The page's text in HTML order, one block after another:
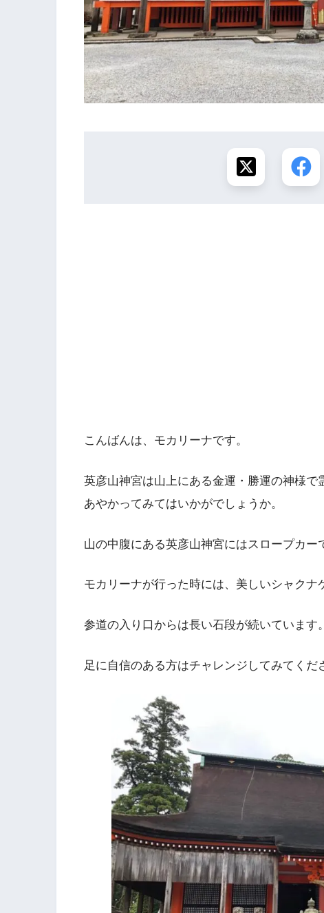
こんばんは、モカリーナです。
英彦山神宮は山上にある金運・勝運の神様
あやかってみてはいかがでしょうか。
山の中腹にある英彦山神宮にはスロープカー
モカリーナが行った時には、美しいシャクナ
参道の入り口からは長い石段が続いています。
足に自信のある方はチャレンジしてみてくだ